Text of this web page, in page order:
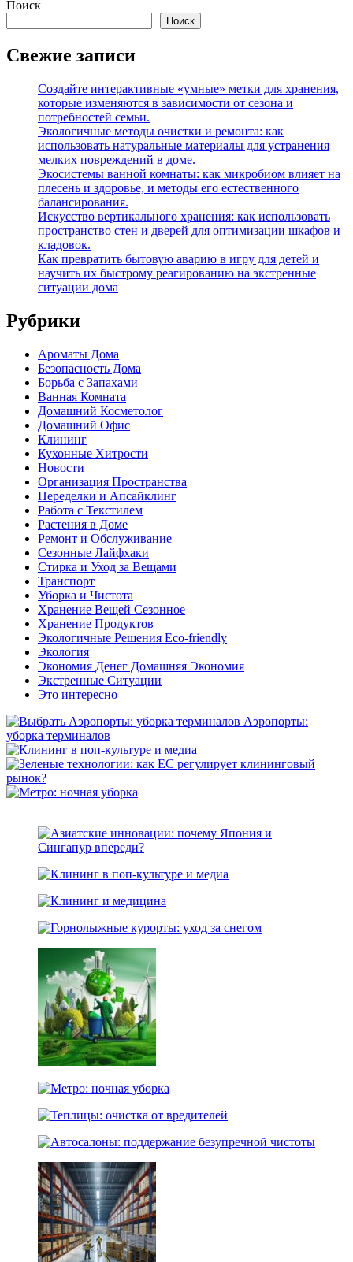
Поиск
Поиск
Свежие записи
Создайте интерактивные «умные» метки для хранения,
которые изменяются в зависимости от сезона и
потребностей семьи.
Экологичные методы очистки и ремонта: как
использовать натуральные материалы для устранения
мелких повреждений в доме.
Экосистемы ванной комнаты: как микробиом влияет на
плесень и здоровье, и методы его естественного
балансирования.
Искусство вертикального хранения: как использовать
пространство стен и дверей для оптимизации шкафов и
кладовок.
Как превратить бытовую аварию в игру для детей и
научить их быстрому реагированию на экстренные
ситуации дома
Рубрики
Ароматы Дома
Безопасность Дома
Борьба с Запахами
Ванная Комната
Домашний Косметолог
Домашний Офис
Клининг
Кухонные Хитрости
Новости
Организация Пространства
Переделки и Апсайклинг
Работа с Текстилем
Растения в Доме
Ремонт и Обслуживание
Сезонные Лайфхаки
Стирка и Уход за Вещами
Транспорт
Уборка и Чистота
Хранение Вещей Сезонное
Хранение Продуктов
Экологичные Решения Eco-friendly
Экология
Экономия Денег Домашняя Экономия
Экстренные Ситуации
Это интересно